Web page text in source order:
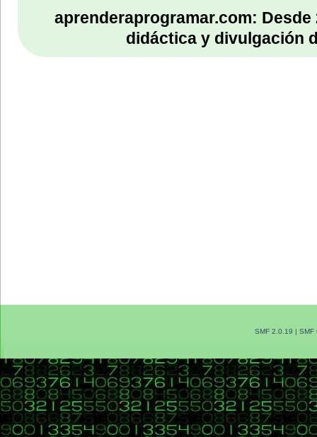
aprenderaprogramar.com:
didáctica y divulgación
SMF 2.0.19 | SMF